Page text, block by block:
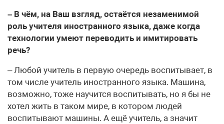
– В чём, на Ваш взгляд, остаётся незаменимой
роль учителя иностранного языка, даже когда
технологии умеют переводить и имитировать
речь?
– Любой учитель в первую очередь воспитывает, в
том числе учитель иностранного языка. Машина,
возможно, тоже научится воспитывать, но я бы не
хотел жить в таком мире, в котором людей
воспитывают машины. А ещё учитель, а значит